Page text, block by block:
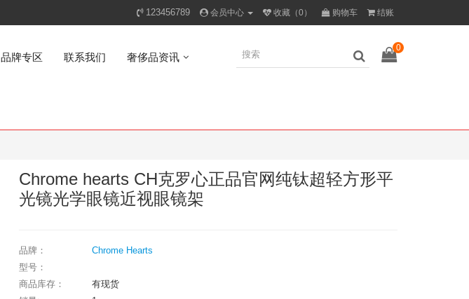
123456789 会员中心 收藏（0） 购物车 结账
品牌专区 联系我们 奢侈品资讯
0
Chrome hearts CH克罗心正品官网纯钛超轻方形平
光镜光学眼镜近视眼镜架
品牌：
Chrome Hearts
型号：
商品库存：
有现货